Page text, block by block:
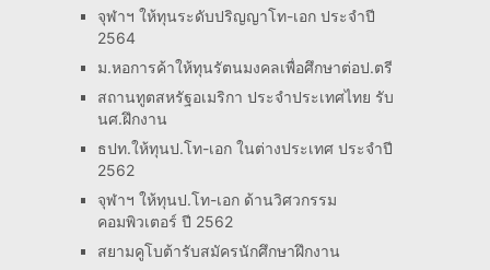
จุฬาฯ ให้ทุนระดับปริญญาโท-เอก ประจำปี
2564
ม.หอการค้าให้ทุนรัตนมงคลเพื่อศึกษาต่อป.ตรี
สถานทูตสหรัฐอเมริกา ประจำประเทศไทย รับ
นศ.ฝึกงาน
ธปท.ให้ทุนป.โท-เอก ในต่างประเทศ ประจำปี
2562
จุฬาฯ ให้ทุนป.โท-เอก ด้านวิศวกรรม
คอมพิวเตอร์ ปี 2562
สยามคูโบต้ารับสมัครนักศึกษาฝึกงาน